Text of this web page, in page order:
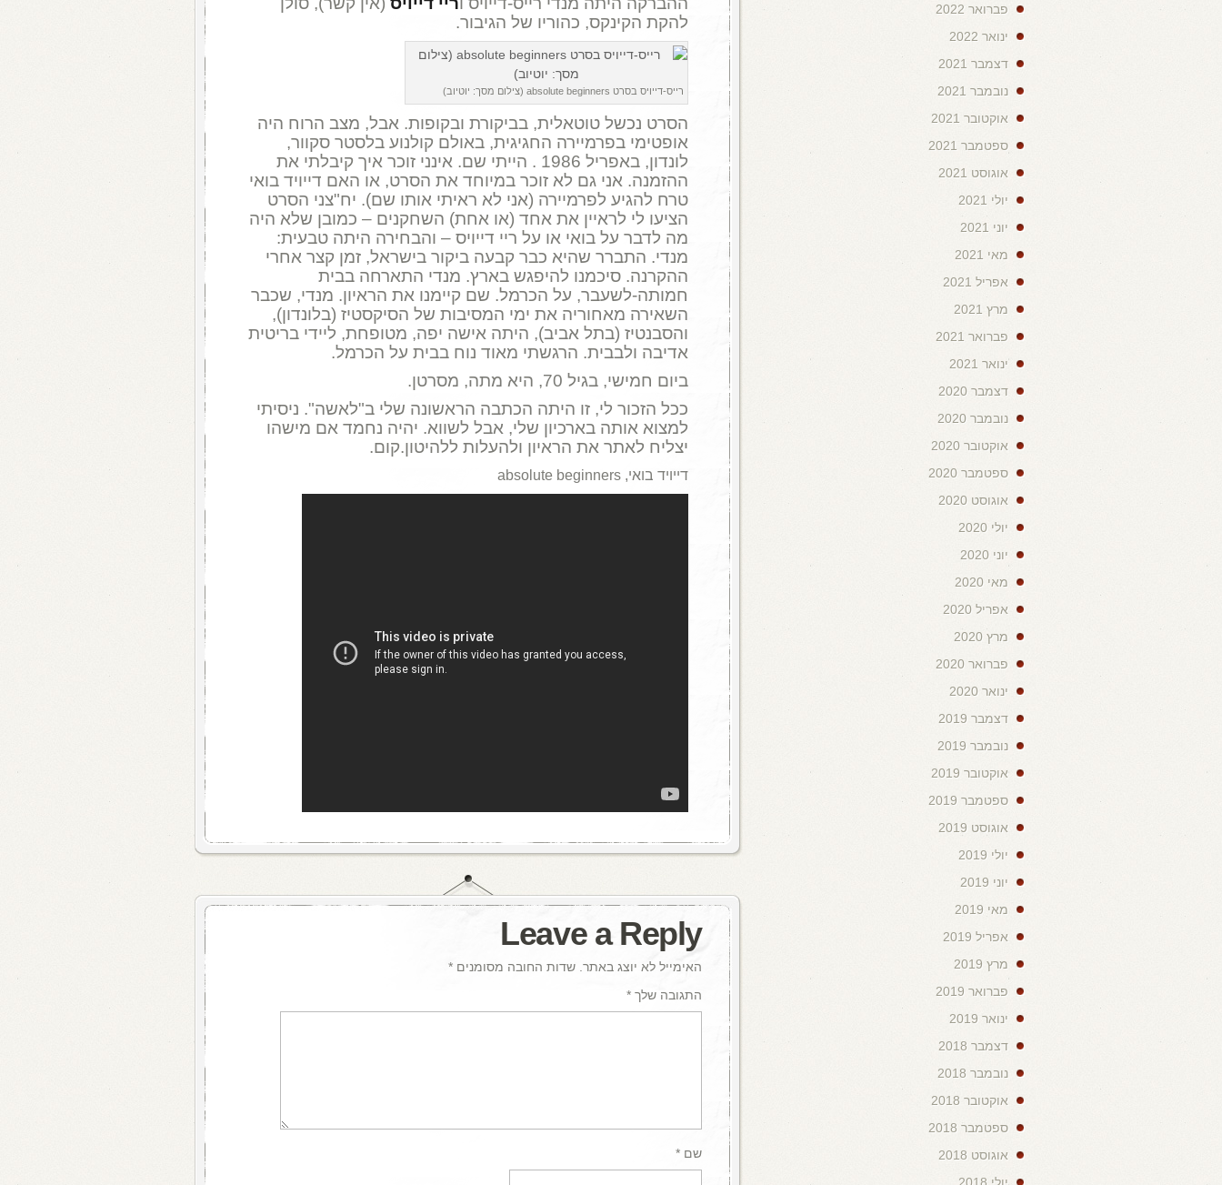
להקת הקינקס, כהוריו של הגיבור.
רייס-דייויס בסרט absolute beginners (צילום מסך: יוטיוב)
הסרט נכשל טוטאלית, בביקורת ובקופות. אבל, מצב הרוח היה
אופטימי בפרמיירה החגיגית, באולם קולנוע בלסטר סקוור,
לונדון, באפריל 1986 . הייתי שם. אינני זוכר איך קיבלתי את
ההזמנה. אני גם לא זוכר במיוחד את הסרט, או האם דייויד בואי
טרח להגיע לפרמיירה (אני לא ראיתי אותו שם). יח"צני הסרט
הציעו לי לראיין את אחד (או אחת) השחקנים – כמובן שלא היה
מה לדבר על בואי או על ריי דייויס – והבחירה היתה טבעית:
מנדי. התברר שהיא כבר קבעה ביקור בישראל, זמן קצר אחרי
ההקרנה. סיכמנו להיפגש בארץ. מנדי התארחה בבית
חמותה-לשעבר, על הכרמל. שם קיימנו את הראיון. מנדי, שכבר
השאירה מאחוריה את ימי המסיבות של הסיקסטיז (בלונדון),
והסבנטיז (בתל אביב), היתה אישה יפה, מטופחת, ליידי בריטית
אדיבה ולבבית. הרגשתי מאוד נוח בבית על הכרמל.
ביום חמישי, בגיל 70, היא מתה, מסרטן.
ככל הזכור לי, זו היתה הכתבה הראשונה שלי ב"לאשה". ניסיתי
למצוא אותה בארכיון שלי, אבל לשווא. יהיה נחמד אם מישהו
יצליח לאתר את הראיון ולהעלות ללהיטון.קום.
דייויד בואי, absolute beginners
Leave a Reply
האימייל לא יוצג באתר. שדות החובה מסומנים *
התגובה שלך *
שם *
פברואר 2022
ינואר 2022
דצמבר 2021
נובמבר 2021
אוקטובר 2021
ספטמבר 2021
אוגוסט 2021
יולי 2021
יוני 2021
מאי 2021
אפריל 2021
מרץ 2021
פברואר 2021
ינואר 2021
דצמבר 2020
נובמבר 2020
אוקטובר 2020
ספטמבר 2020
אוגוסט 2020
יולי 2020
יוני 2020
מאי 2020
אפריל 2020
מרץ 2020
פברואר 2020
ינואר 2020
דצמבר 2019
נובמבר 2019
אוקטובר 2019
ספטמבר 2019
אוגוסט 2019
יולי 2019
יוני 2019
מאי 2019
אפריל 2019
מרץ 2019
פברואר 2019
ינואר 2019
דצמבר 2018
נובמבר 2018
אוקטובר 2018
ספטמבר 2018
אוגוסט 2018